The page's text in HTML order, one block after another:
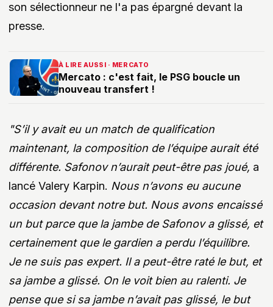
son sélectionneur ne l'a pas épargné devant la
presse.
À LIRE AUSSI · MERCATO
Mercato : c'est fait, le PSG boucle un
nouveau transfert !
"S’il y avait eu un match de qualification
maintenant, la composition de l’équipe aurait été
différente. Safonov n’aurait peut-être pas joué, a
lancé Valery Karpin. Nous n’avons eu aucune
occasion devant notre but. Nous avons encaissé
un but parce que la jambe de Safonov a glissé, et
certainement que le gardien a perdu l’équilibre.
Je ne suis pas expert. Il a peut-être raté le but, et
sa jambe a glissé. On le voit bien au ralenti. Je
pense que si sa jambe n’avait pas glissé, le but